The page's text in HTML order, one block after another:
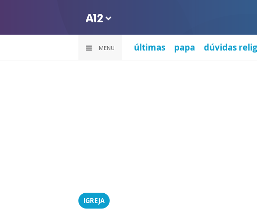
MENU últimas papa dúvidas
IGREJA